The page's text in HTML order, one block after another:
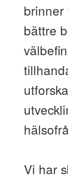
bättre
Vi har